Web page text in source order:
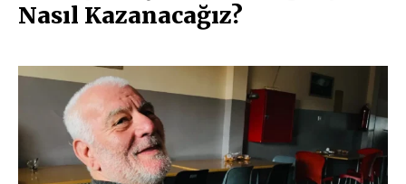
Nasıl Kazanacağız?